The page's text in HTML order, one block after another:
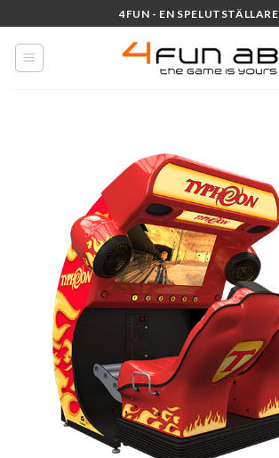
to
content
4FUN - EN SPELUTSTÄLLARE